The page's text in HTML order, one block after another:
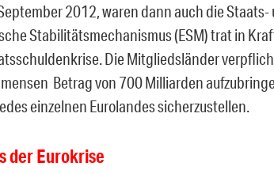
2012, waren dann auch die
Stabilitätsmechanismus (ESM) trat in
Die Mitgliedsländer
Betrag von 700 Milliarden
einzelnen Eurolandes sicherzustellen.
der Eurokrise